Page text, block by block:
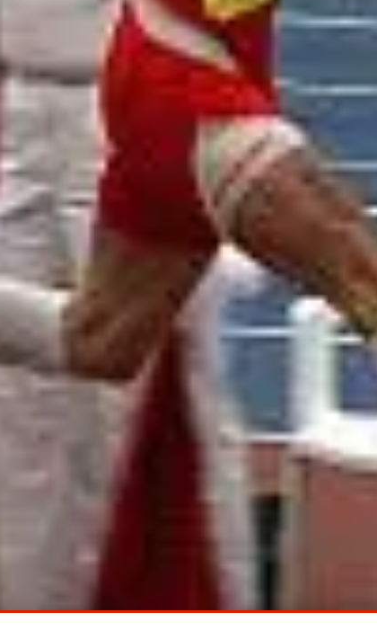
Matthias Barth (7,23) und Stefan Köpf
49,73 Sekunden erkämpfte er
zugeteilt und war somit von vornherein
Dreisprungmeister und
Köpf wurde wie 2007 Dritter, sprang jedoch
Mal auch eine relativ stabile Serie mit
wäre bestimmt um die 7,50 m gewesen.
er seine Bestmarke nur um sechs
Barth im Dreisprung. Viermal übertraf er